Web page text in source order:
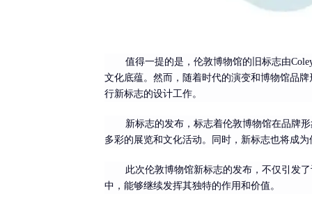
值得一提的是，伦敦博物馆的旧标志由
文化底蕴。然而，随着时代的演变和博物馆品
行新标志的设计工作。
新标志的发布，标志着伦敦博物馆在品牌
多彩的展览和文化活动。同时，新标志也将成
此次伦敦博物馆新标志的发布，不仅引发
中，能够继续发挥其独特的作用和价值。